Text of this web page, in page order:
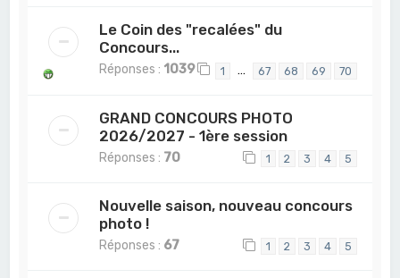
Le Coin des "recalées" du
Concours...
Réponses : 1039 1 … 67 68 69 70
GRAND CONCOURS PHOTO
2026/2027 - 1ère session
Réponses : 70 1 2 3 4 5
Nouvelle saison, nouveau concours
photo !
Réponses : 67 1 2 3 4 5